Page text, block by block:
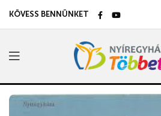
KÖVESS BENNÜNKET